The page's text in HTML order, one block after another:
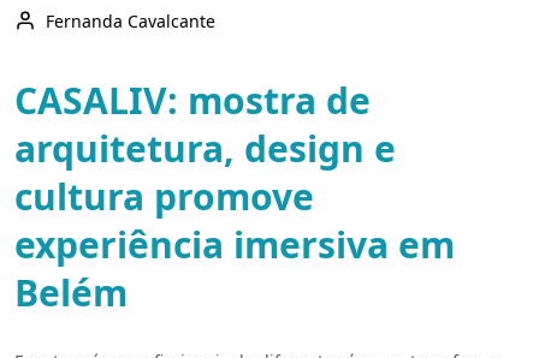
Fernanda Cavalcante
CASALIV: mostra de
arquitetura, design e
cultura promove
experiência imersiva em
Belém